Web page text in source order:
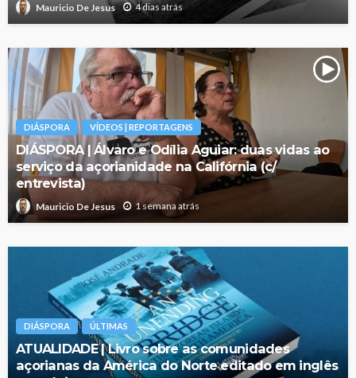
Mauricio De Jesus 4 dias atrás
DIÁSPORA VÍDEOS | REPORTAGENS
DIÁSPORA | Álvaro e Odília Aguiar: duas vidas ao
serviço da açorianidade na Califórnia (c/
entrevista)
Mauricio De Jesus 1 semana atrás
DIÁSPORA ÚLTIMAS
ATUALIDADE | Livro sobre as comunidades
açorianas da América do Norte editado em inglês